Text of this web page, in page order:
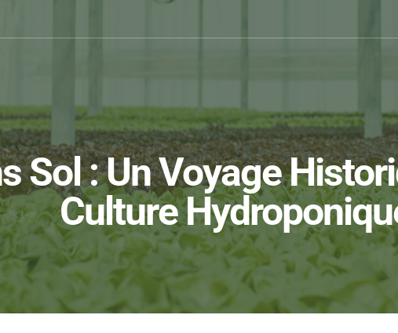
Sol : Un Voyage
Culture